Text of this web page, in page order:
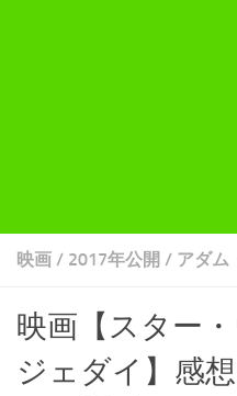
映画 / 2017年公開 / アダム
映画【スター
ジェダイ】感